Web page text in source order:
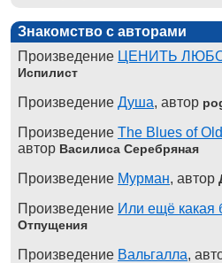
Знакомство с авторами
Произведение ЦЕНИТЬ
Испилист
Произведение Душа, автор
Произведение The Blues of
автор Василиса Серебряная
Произведение Мурман, автор
Произведение Или ещё какая
Отпущения
Произведение Вальгалла,